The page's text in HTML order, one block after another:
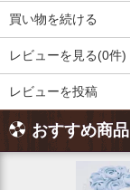
買い物を続ける
レビューを見る(0件)
レビューを投稿
おすすめ商品